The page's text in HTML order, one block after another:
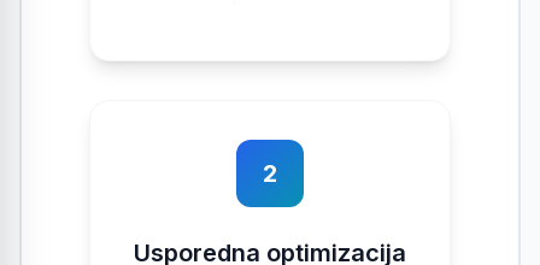
2
Usporedna optimizacija